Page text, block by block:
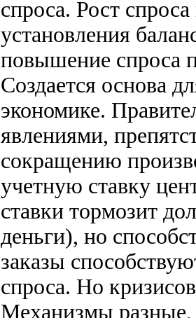
спроса. Рост
установления
повышение спроса
Создается основа
экономике.
явлениями,
сокращению
учетную ставку
ставки тормозит
деньги), но
заказы
спроса. Но
Механизмы разные,